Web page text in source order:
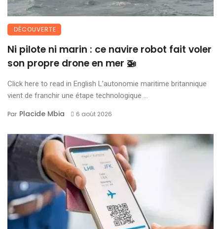
DÉCOUVERTE
Ni pilote ni marin : ce navire robot fait voler
son propre drone en mer 🚁
Click here to read in English L’autonomie maritime britannique
vient de franchir une étape technologique ...
Par Placide Mbia 6 août 2026